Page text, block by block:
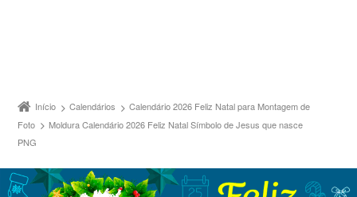
Início Calendários
Calendário 2026 Feliz Natal para Montagem de
Foto
Moldura Calendário 2026 Feliz Natal Símbolo de Jesus que nasce
PNG